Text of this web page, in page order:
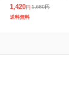
グレープフルーツ 水 ミ
ネラルウォーター 500
ml×24本 富士山の強
1,420円 1,680円
送料無料